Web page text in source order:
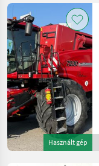
Használt gép